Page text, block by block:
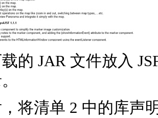
的 JAR 文件放入
将清单 2 中的库声